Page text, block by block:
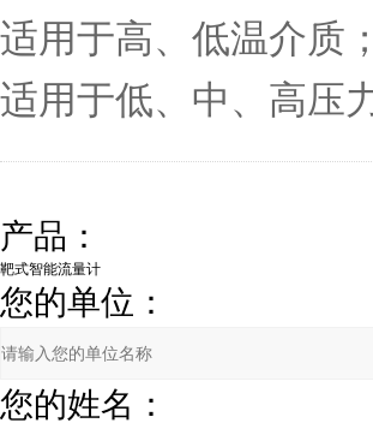
适用于高、低温介质；
适用于低、中、高压
产品：
您的单位：
您的姓名：